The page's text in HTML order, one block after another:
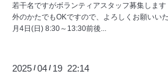
若干名ですがボランティアスタッフ募集しま
外のかたでもOKですので、よろしくお願いい
月4日(日) 8:30～13:30前後...
2025 /04 / 19 22:14